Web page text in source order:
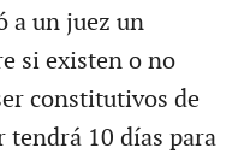
a un juez un
si existen o no
constitutivos de
10 días para